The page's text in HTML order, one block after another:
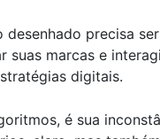
precisa
suas marcas e
digitais.
é sua